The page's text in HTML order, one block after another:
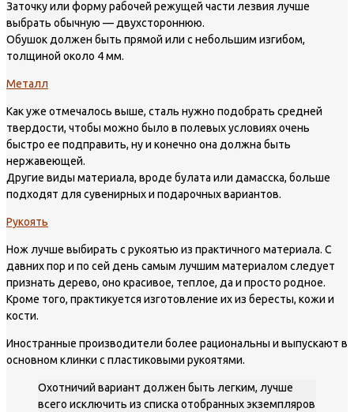
Заточку или форму рабочей режущей части лезвия лучше
выбрать обычную — двухстороннюю.
Обушок должен быть прямой или с небольшим изгибом,
толщиной около 4 мм.
Металл
Как уже отмечалось выше, сталь нужно подобрать средней
твердости, чтобы можно было в полевых условиях очень
быстро ее подправить, ну и конечно она должна быть
нержавеющей.
Другие виды материала, вроде булата или дамасска, больше
подходят для сувенирных и подарочных вариантов.
Рукоять
Нож лучше выбирать с рукоятью из практичного материала. С
давних пор и по сей день самым лучшим материалом следует
признать дерево, оно красивое, теплое, да и просто родное.
Кроме того, практикуется изготовление их из бересты, кожи и
кости.
Иностранные производители более рациональны и выпускают в
основном клинки с пластиковыми рукоятями.
Охотничий вариант должен быть легким, лучше
всего исключить из списка отобранных экземпляров